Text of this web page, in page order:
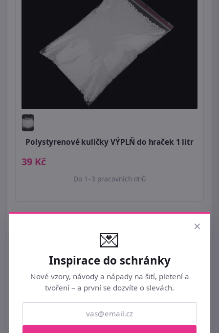
Polystyrenové kuličky VÝPLŇ do hraček 1 litr
39 Kč
Do 1–3 pracovních dnů
×
💌
Inspirace do schránky
Nové vzory, návody a nápady na šití, pletení a
tvoření – a první se dozvíte o slevách.